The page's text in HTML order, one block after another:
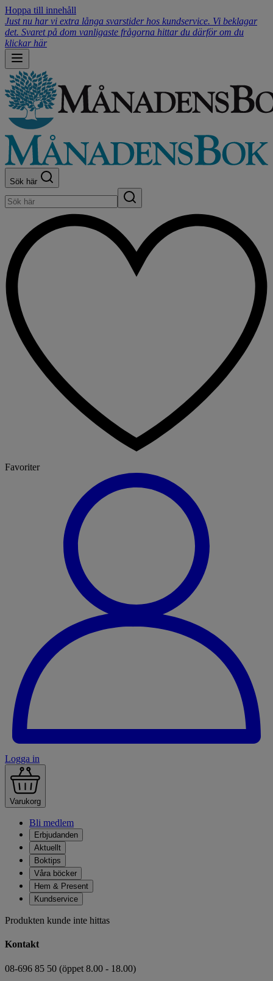
Hoppa till innehåll
Just nu har vi extra långa svarstider hos kundservice. Vi beklagar
det. Svaret på dom vanligaste frågorna hittar du därför om du
klickar här
Sök här
Favoriter
Logga in
Varukorg
Bli medlem
Erbjudanden
Aktuellt
Boktips
Våra böcker
Hem & Present
Kundservice
Produkten kunde inte hittas
Kontakt
08-696 85 50 (öppet 8.00 - 18.00)